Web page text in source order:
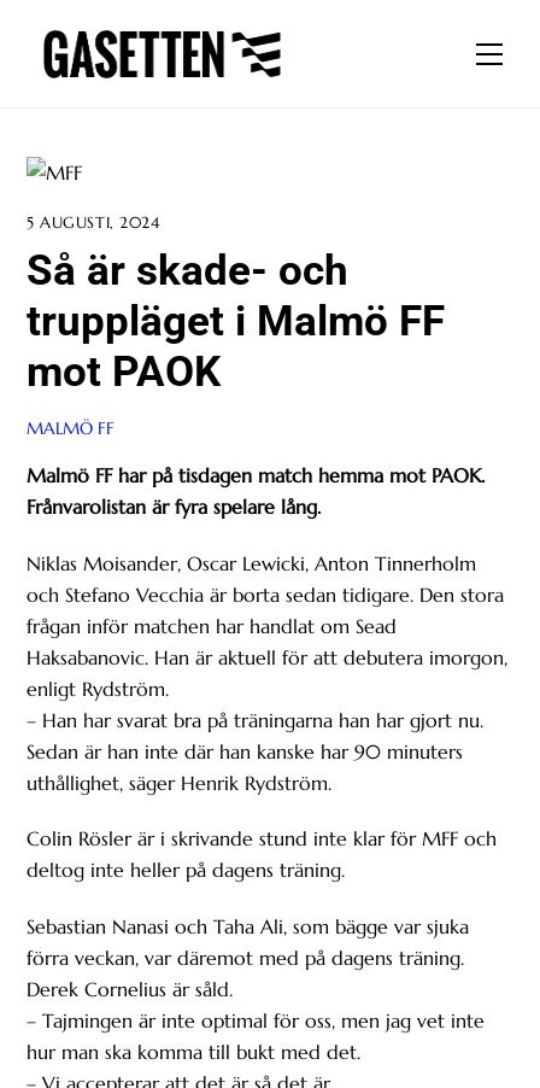
content
5 AUGUSTI, 2024
Så är skade- och
truppläget i Malmö FF
mot PAOK
MALMÖ FF
Malmö FF har på tisdagen match hemma mot PAOK.
Frånvarolistan är fyra spelare lång.
Niklas Moisander, Oscar Lewicki, Anton Tinnerholm
och Stefano Vecchia är borta sedan tidigare. Den stora
frågan inför matchen har handlat om Sead
Haksabanovic. Han är aktuell för att debutera imorgon,
enligt Rydström.
– Han har svarat bra på träningarna han har gjort nu.
Sedan är han inte där han kanske har 90 minuters
uthållighet, säger Henrik Rydström.
Colin Rösler är i skrivande stund inte klar för MFF och
deltog inte heller på dagens träning.
Sebastian Nanasi och Taha Ali, som bägge var sjuka
förra veckan, var däremot med på dagens träning.
Derek Cornelius är såld.
– Tajmingen är inte optimal för oss, men jag vet inte
hur man ska komma till bukt med det.